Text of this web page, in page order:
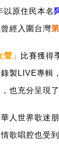
以原住民本名
曾經入圍台灣
聲」 比賽獲得
製LIVE專輯，
也充分呈現了
人世界歌迷
歌唱腔也受